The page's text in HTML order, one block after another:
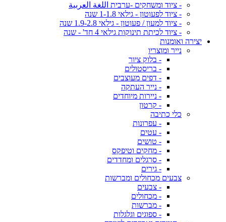
- ציוד ומשחקים -ערבית اللغة العربية
- ציוד לפעוטון - גילאי 1-1.8 שנה
- ציוד למעון / פעוטון - גילאי 1.9-2.8 שנה
- ציוד לכיתת תינוקות גילאי 4 חד' - שנה
יצירה ואומנות
נייר ומוצריו
- בלוק ציור
- בריסטולים
- דפים מעוצבים
- נייר העתקה
- ניירות מיוחדים
- קרטון
כלי כתיבה
- עפרונות
- עטים
- טושים
- מחקים וטיפקס
- סרגלים ומחדדים
- גירים
צבעים מכחולים ומברשות
- צבעים
- מכחולים
- מברשות
- ספוגים וגלגלות